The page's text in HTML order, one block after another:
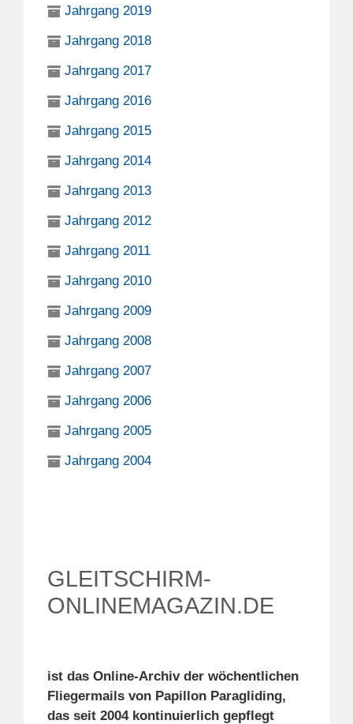
Jahrgang 2019
Jahrgang 2018
Jahrgang 2017
Jahrgang 2016
Jahrgang 2015
Jahrgang 2014
Jahrgang 2013
Jahrgang 2012
Jahrgang 2011
Jahrgang 2010
Jahrgang 2009
Jahrgang 2008
Jahrgang 2007
Jahrgang 2006
Jahrgang 2005
Jahrgang 2004
GLEITSCHIRM-
ONLINEMAGAZIN.DE
ist das Online-Archiv der wöchentlichen
Fliegermails von Papillon Paragliding,
das seit 2004 kontinuierlich gepflegt